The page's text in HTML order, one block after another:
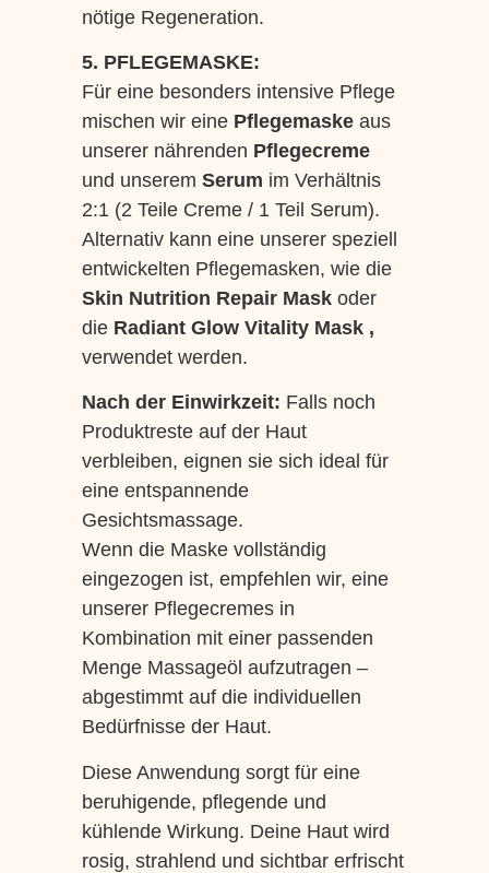
nötige Regeneration.
5. PFLEGEMASKE:
Für eine besonders intensive Pflege
mischen wir eine Pflegemaskeaus
unserer nährenden Pflegecreme
und unserem Serum im Verhältnis
2:1 (2 Teile Creme / 1 Teil Serum).
Alternativ kann eine unserer speziell
entwickelten Pflegemasken, wie die
Skin Nutrition Repair Maskoder
die Radiant Glow Vitality Mask ,
verwendet werden.
Nach der Einwirkzeit: Falls noch
Produktreste auf der Haut
verbleiben, eignen sie sich ideal für
eine entspannende
Gesichtsmassage.
Wenn die Maske vollständig
eingezogen ist, empfehlen wir, eine
unserer Pflegecremes in
Kombination mit einer passenden
Menge Massageöl aufzutragen –
abgestimmt auf die individuellen
Bedürfnisse der Haut.
Diese Anwendung sorgt für eine
beruhigende, pflegende und
kühlende Wirkung. Deine Haut wird
rosig, strahlend und sichtbar erfrischt